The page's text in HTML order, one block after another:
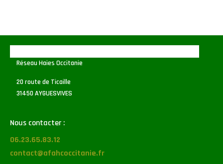
Réseau Haies Occitanie
20 route de Ticaille
31450 AYGUESVIVES
Nous contacter :
06.23.65.83.12
contact@afahcoccitanie.fr